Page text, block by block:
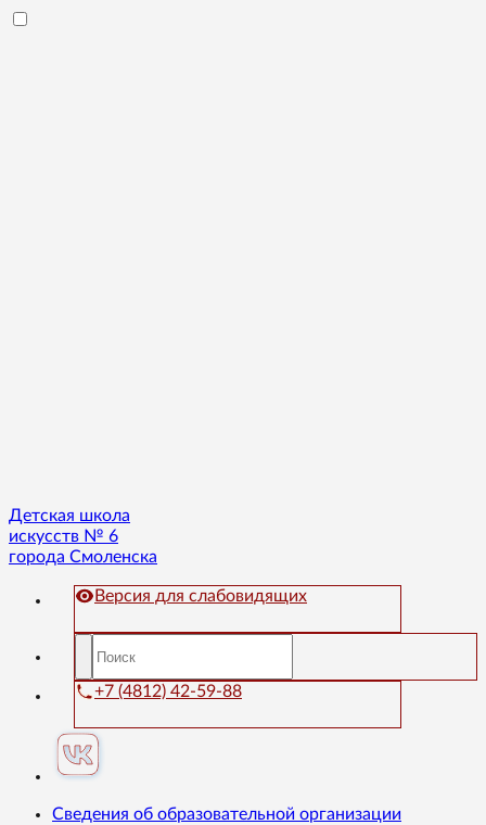
Детская школа
искусств № 6
города Смоленска
Версия для слабовидящих
+7 (4812) 42-59-88
Сведения об образовательной организации